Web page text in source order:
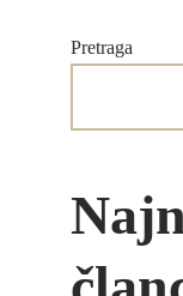
Pretraga